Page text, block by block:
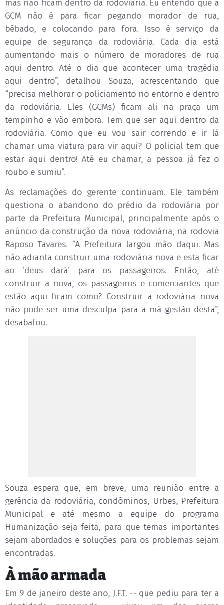
mas não ficam dentro da rodoviária. Eu entendo que a
GCM não é para ficar pegando morador de rua,
bêbado, e colocando para fora. Isso é serviço da
equipe de segurança da rodoviária. Cada dia está
aumentando mais o número de moradores de rua
aqui dentro. Até o dia que acontecer uma tragédia
aqui dentro”, detalhou Souza, acrescentando que
“precisa melhorar o policiamento no entorno e dentro
da rodoviária. Eles (GCMs) ficam ali na praça um
tempinho e vão embora. Tem que ser aqui dentro da
rodoviária. Como que eu vou sair correndo e ir lá
chamar uma viatura para vir aqui? O policial tem que
estar aqui dentro! Até eu chamar, a pessoa já fez o
roubo e sumiu”.
As reclamações do gerente continuam. Ele também
questiona o abandono do prédio da rodoviária por
parte da Prefeitura Municipal, principalmente após o
anúncio da construção da nova rodoviária, na rodovia
Raposo Tavares. “A Prefeitura largou mão daqui. Mas
não adianta construir uma rodoviária nova e esta ficar
ao ‘deus dará’ para os passageiros. Então, até
construir a nova, os passageiros e comerciantes que
estão aqui ficam como? Construir a rodoviária nova
não pode ser uma desculpa para a má gestão desta”,
desabafou.
Souza espera que, em breve, uma reunião entre a
gerência da rodoviária, condôminos, Urbes, Prefeitura
Municipal e até mesmo a equipe do programa
Humanização seja feita, para que temas importantes
sejam abordados e soluções para os problemas sejam
encontradas.
À mão armada
Em 9 de janeiro deste ano, J.F.T. -- que pediu para ter a